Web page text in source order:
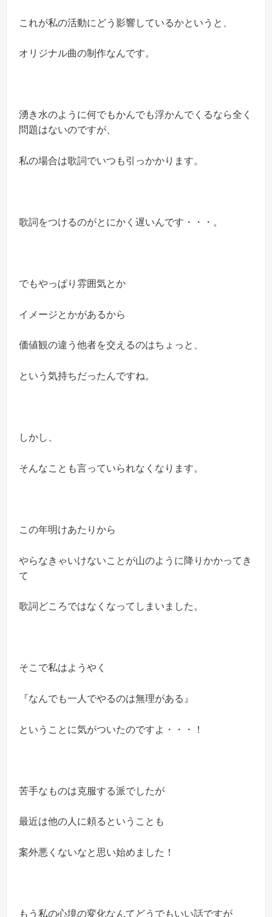
これが私の活動にどう影響しているかというと、
オリジナル曲の制作なんです。
湧き水のように何でもかんでも浮かんでくるなら全く
問題はないのですが、
私の場合は歌詞でいつも引っかかります。
歌詞をつけるのがとにかく遅いんです・・・。
でもやっぱり雰囲気とか
イメージとかがあるから
価値観の違う他者を交えるのはちょっと、
という気持ちだったんですね。
しかし、
そんなことも言っていられなくなります。
この年明けあたりから
やらなきゃいけないことが山のように降りかかってき
て
歌詞どころではなくなってしまいました。
そこで私はようやく
『なんでも一人でやるのは無理がある』
ということに気がついたのですよ・・・！
苦手なものは克服する派でしたが
最近は他の人に頼るということも
案外悪くないなと思い始めました！
もう私の心境の変化なんてどうでもいい話ですが